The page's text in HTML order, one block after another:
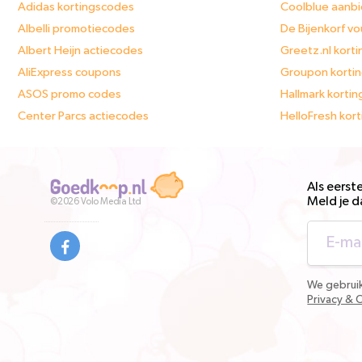
Adidas kortingscodes
Albelli promotiecodes
Albert Heijn actiecodes
AliExpress coupons
ASOS promo codes
Center Parcs actiecodes
Coolblue
De Bijenkorf
Greetz.nl
Groupon
Hallmark
HelloFresh
©2026Volo Media Ltd
Als
Meld je
We
Privacy &